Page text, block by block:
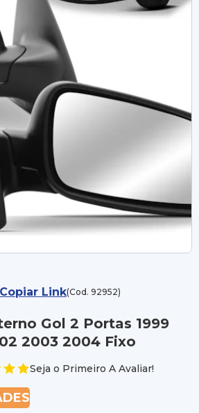
Copiar Link(Cod. 92952)
Gol 2 Portas 1999
2003 2004 Fixo
Seja o Primeiro A Avaliar!